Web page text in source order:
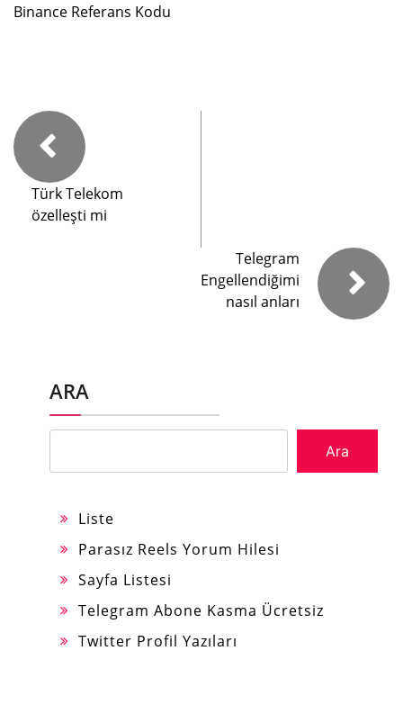
Binance Referans Kodu
Türk Telekom
özelleşti mi
Telegram
Engellendiğimi
nasıl anları
ARA
Ara
Liste
Parasız Reels Yorum Hilesi
Sayfa Listesi
Telegram Abone Kasma Ücretsiz
Twitter Profil Yazıları